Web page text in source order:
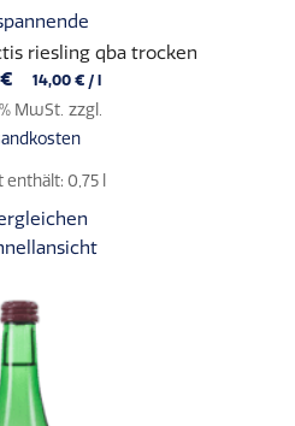
riesling qba trocken
€ 14,00 €/ l
MwSt. zzgl.
enthält: 0,75